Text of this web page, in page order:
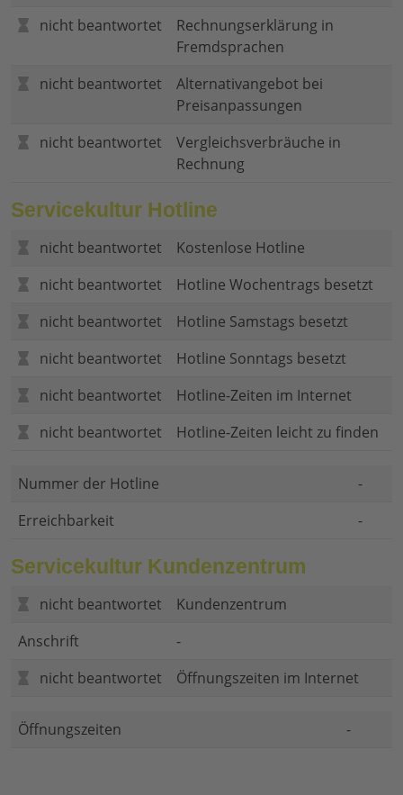
nicht beantwortet
Rechnungserklärung in
Fremdsprachen
nicht beantwortet
Alternativangebot bei
Preisanpassungen
nicht beantwortet
Vergleichsverbräuche in
Rechnung
Servicekultur Hotline
nicht beantwortet
Kostenlose Hotline
nicht beantwortet
Hotline Wochentrags besetzt
nicht beantwortet
Hotline Samstags besetzt
nicht beantwortet
Hotline Sonntags besetzt
nicht beantwortet
Hotline-Zeiten im Internet
nicht beantwortet
Hotline-Zeiten leicht zu finden
Nummer der Hotline
-
Erreichbarkeit
-
Servicekultur Kundenzentrum
nicht beantwortet
Kundenzentrum
Anschrift
-
nicht beantwortet
Öffnungszeiten im Internet
Öffnungszeiten -